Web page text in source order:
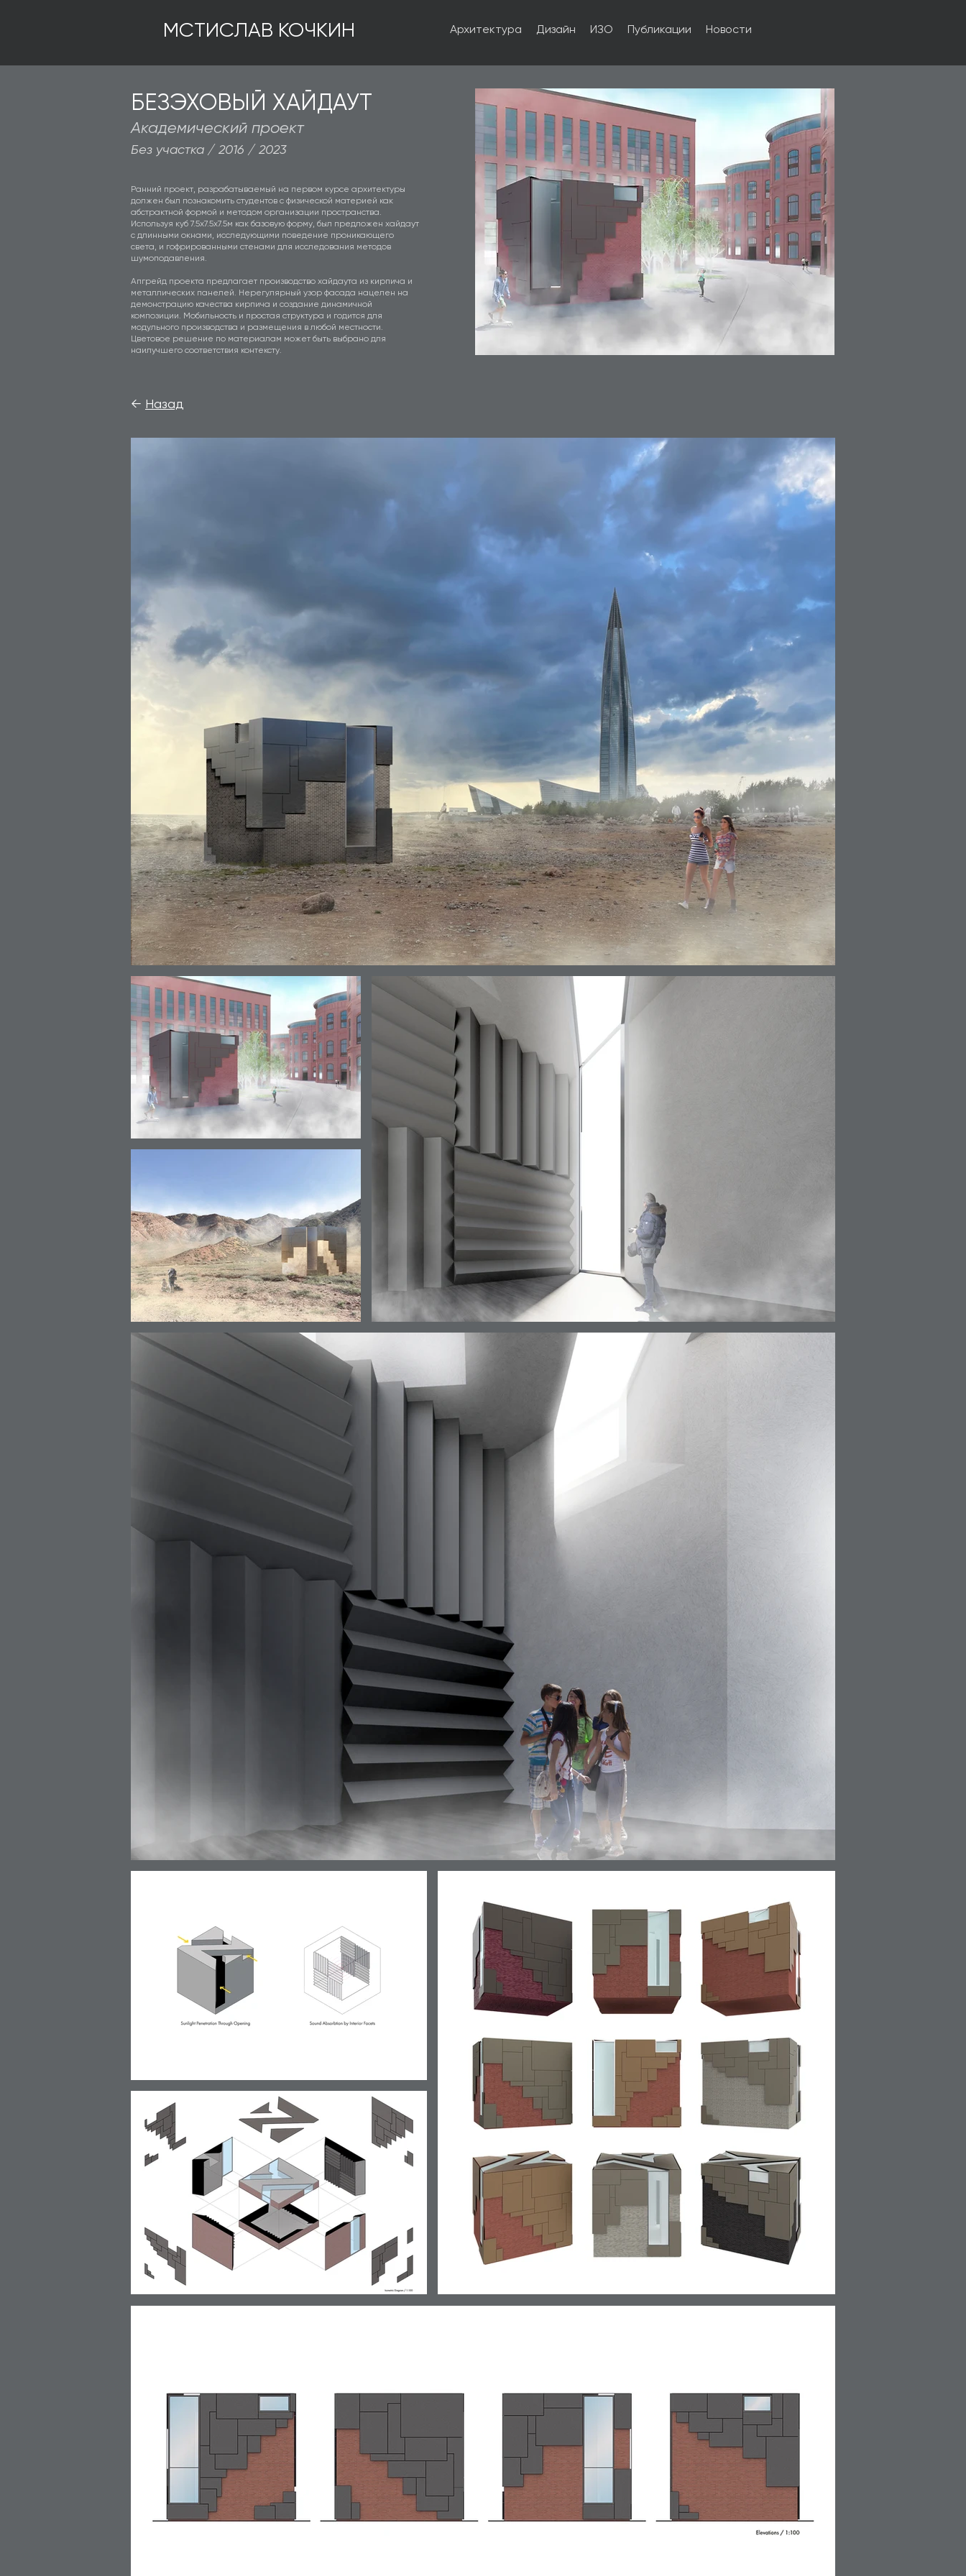
МСТИСЛАВ КОЧКИН Архитектура Дизайн ИЗО Публикации Новости
БЕЗЭХОВЫЙ ХАЙДАУТ
Академический проект
Без участка / 2016 / 2023
Ранний проект, разрабатываемый на первом курсе архитектуры
должен был познакомить студентов с физической материей как
абстрактной формой и методом организации пространства.
Используя куб 7.5х7.5х7.5м как базовую форму, был предложен хайдаут
с длинными окнами, исследующими поведение проникающего
света, и гофрированными стенами для исследования методов
шумоподавления.
Апгрейд проекта предлагает производство хайдаута из кирпича и
металлических панелей. Нерегулярный узор фасада нацелен на
демонстрацию качества кирпича и создание динамичной
композиции. Мобильность и простая структура и годится для
модульного производства и размещения в любой местности.
Цветовое решение по материалам может быть выбрано для
наилучшего соответствия контексту.
← Назад